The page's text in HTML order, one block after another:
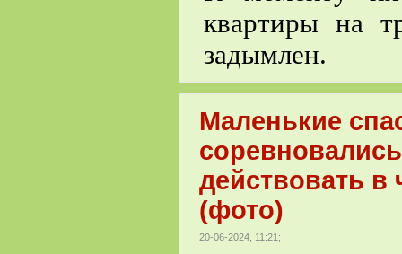
квартиры на
задымлен.
Маленькие
действовать в
(фото)
20-06-2024, 11:21;